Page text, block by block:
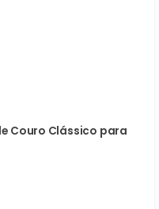
Couro Clássico para